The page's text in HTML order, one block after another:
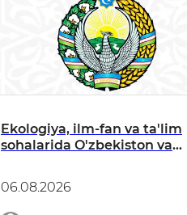
Ekologiya, ilm-fan va ta'lim
sohalarida O'zbekiston va
06.08.2026